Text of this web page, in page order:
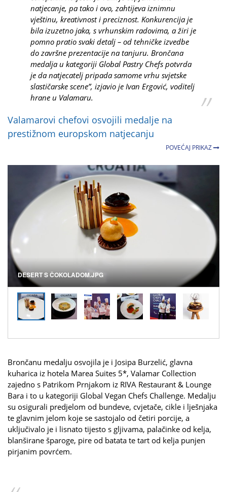
natjecanje, pa tako i ovo, zahtijeva iznimnu
vještinu, kreativnost i preciznost. Konkurencija je
bila izuzetno jaka, s vrhunskim radovima, a žiri je
pomno pratio svaki detalj – od tehničke izvedbe
do završne prezentacije na tanjuru. Brončana
medalja u kategoriji Global Pastry Chefs potvrda
je da natjecatelj pripada samome vrhu svjetske
slastičarske scene”, izjavio je Ivan Ergović, voditelj
hrane u Valamaru.
Valamarovi chefovi osvojili medalje na
prestižnom europskom natjecanju
POVEĆAJ PRIKAZ
DESERT S ČOKOLADOM.JPG
Brončanu medalju osvojila je i Josipa Burzelić, glavna
kuharica iz hotela Marea Suites 5*, Valamar Collection
zajedno s Patrikom Prnjakom iz RIVA Restaurant & Lounge
Bara i to u kategoriji Global Vegan Chefs Challenge. Medalju
su osigurali predjelom od bundeve, cvjetače, cikle i lješnjaka
te glavnim jelom koje se sastojalo od četiri porcije, a
uključivalo je i lisnato tijesto s gljivama, palačinke od kelja,
blanširane šparoge, pire od batata te tart od kelja punjen
pirjanim povrćem.